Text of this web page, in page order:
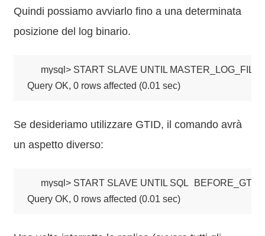
Quindi possiamo avviarlo fino a una determinata
posizione del log binario.
mysql> START SLAVE UNTIL
Query OK, 0 rows affected (0.01 sec)
Se desideriamo utilizzare GTID, il comando avrà
un aspetto diverso:
mysql> START SLAVE UNTIL
Query OK, 0 rows affected (0.01 sec)